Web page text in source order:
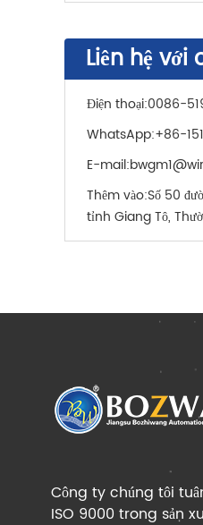
Liên hệ với
Điện thoại:0086-
WhatsApp:+86-
E-mail:
Thêm vào:Số 50
tỉnh Giang Tô,
Công ty chúng tôi
ISO 9000 trong sản